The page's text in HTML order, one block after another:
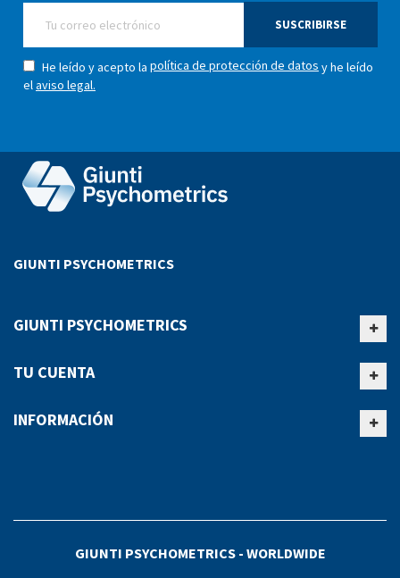
SUSCRIBIRSE
He leído y acepto la política de protección de datos y he leído
elaviso legal.
GIUNTI PSYCHOMETRICS
GIUNTI PSYCHOMETRICS
TU CUENTA
INFORMACIÓN
GIUNTI PSYCHOMETRICS - WORLDWIDE